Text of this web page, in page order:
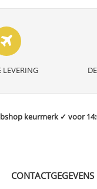
LEVERING
keurmerk ✓ voor
CONTACTGEGEVENS